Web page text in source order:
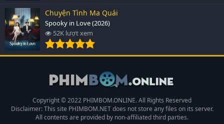
Chuyện Tình Ma Quái
Spooky in Love (2026)
52K lượt xem
Copyright © 2022 PHIMBOM.ONLINE. All Rights Reserved
Disclaimer: This site PHIMBOM.NETdoes not store any files on its server.
All contents are provided by non-affiliated third parties.